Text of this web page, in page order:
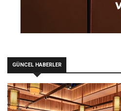
GÜNCEL HABERLER